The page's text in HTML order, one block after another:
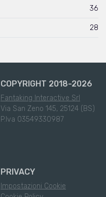
36
28
COPYRIGHT 2018-2026
Fantaking Interactive Srl
Via San Zeno 145, 25124 (BS)
P.Iva 03549330987
PRIVACY
Impostazioni Cookie